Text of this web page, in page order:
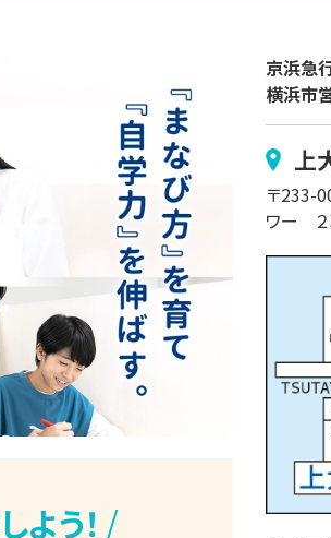
しよう！ /
京浜急
横浜市
上
〒233-
ワー ２